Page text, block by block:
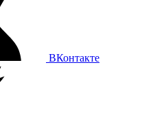
ВКонтакте